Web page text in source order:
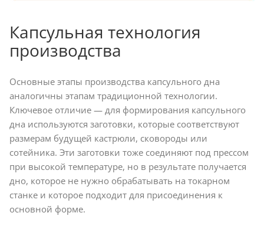
Капсульная технология
производства
Основные этапы производства капсульного дна
аналогичны этапам традиционной технологии.
Ключевое отличие — для формирования капсульного
дна используются заготовки, которые соответствуют
размерам будущей кастрюли, сковороды или
сотейника. Эти заготовки тоже соединяют под прессом
при высокой температуре, но в результате получается
дно, которое не нужно обрабатывать на токарном
станке и которое подходит для присоединения к
основной форме.